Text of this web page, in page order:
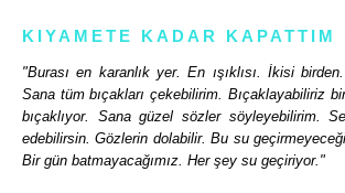
KIYAMETE KADAR KAPATTIM
"Burası en karanlık yer. En ışıklısı. İkisi
Sana tüm bıçakları çekebilirim. Bıçaklayabiliriz
bıçaklıyor. Sana güzel sözler söyleyebilirim.
edebilirsin. Gözlerin dolabilir. Bu su
Bir gün batmayacağımız. Her şey su geçiriyor."